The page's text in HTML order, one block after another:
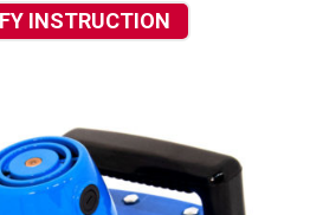
INSTRUCTION